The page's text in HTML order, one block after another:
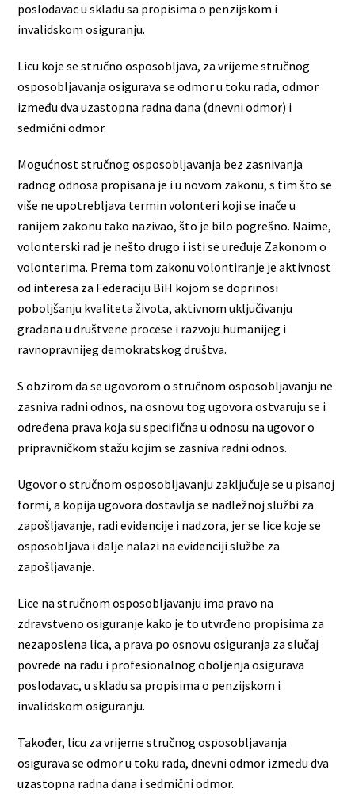
poslodavac u skladu sa propisima o penzijskom i
invalidskom osiguranju.
Licu koje se stručno osposobljava, za vrijeme stručnog
osposobljavanja osigurava se odmor u toku rada, odmor
između dva uzastopna radna dana (dnevni odmor) i
sedmični odmor.
Mogućnost stručnog osposobljavanja bez zasnivanja
radnog odnosa propisana je i u novom zakonu, s tim što se
više ne upotrebljava termin volonteri koji se inače u
ranijem zakonu tako nazivao, što je bilo pogrešno. Naime,
volonterski rad je nešto drugo i isti se uređuje Zakonom o
volonterima. Prema tom zakonu volontiranje je aktivnost
od interesa za Federaciju BiH kojom se doprinosi
poboljšanju kvaliteta života, aktivnom uključivanju
građana u društvene procese i razvoju humanijeg i
ravnopravnijeg demokratskog društva.
S obzirom da se ugovorom o stručnom osposobljavanju ne
zasniva radni odnos, na osnovu tog ugovora ostvaruju se i
određena prava koja su specifična u odnosu na ugovor o
pripravničkom stažu kojim se zasniva radni odnos.
Ugovor o stručnom osposobljavanju zaključuje se u pisanoj
formi, a kopija ugovora dostavlja se nadležnoj službi za
zapošljavanje, radi evidencije i nadzora, jer se lice koje se
osposobljava i dalje nalazi na evidenciji službe za
zapošljavanje.
Lice na stručnom osposobljavanju ima pravo na
zdravstveno osiguranje kako je to utvrđeno propisima za
nezaposlena lica, a prava po osnovu osiguranja za slučaj
povrede na radu i profesionalnog oboljenja osigurava
poslodavac, u skladu sa propisima o penzijskom i
invalidskom osiguranju.
Također, licu za vrijeme stručnog osposobljavanja
osigurava se odmor u toku rada, dnevni odmor između dva
uzastopna radna dana i sedmični odmor.